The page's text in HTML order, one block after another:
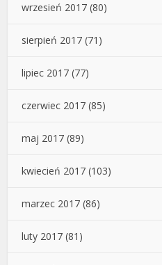
wrzesień 2017 (80)
sierpień 2017 (71)
lipiec 2017 (77)
czerwiec 2017 (85)
maj 2017 (89)
kwiecień 2017 (103)
marzec 2017 (86)
luty 2017 (81)